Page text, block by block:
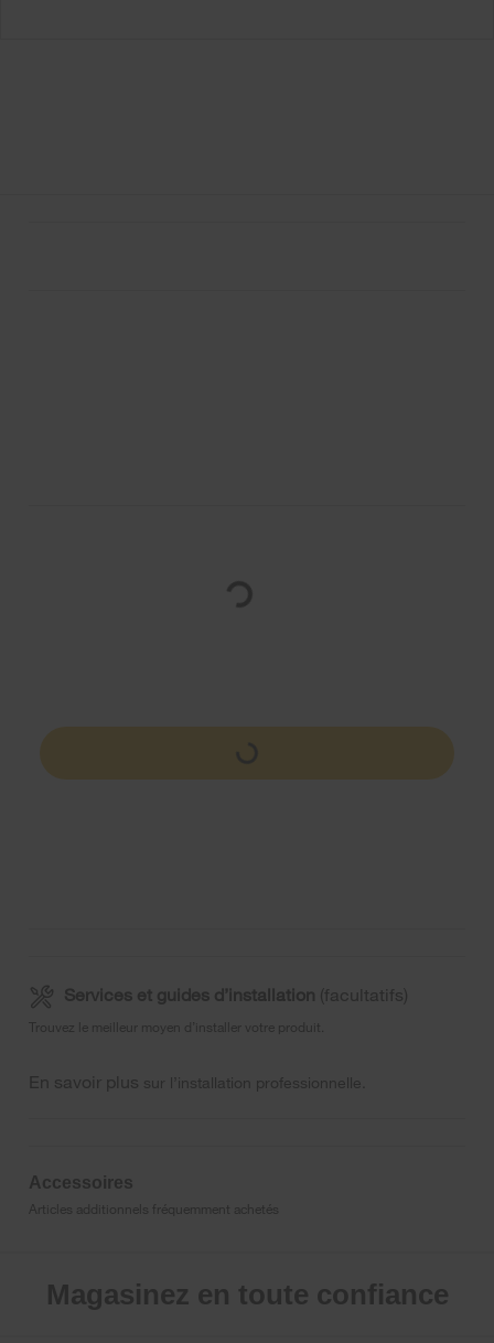
Services et guides d’installation (facultatifs)
Trouvez le meilleur moyen d’installer votre produit.
En savoir plus sur l’installation professionnelle.
Accessoires
Articles additionnels fréquemment achetés
Magasinez en toute confiance